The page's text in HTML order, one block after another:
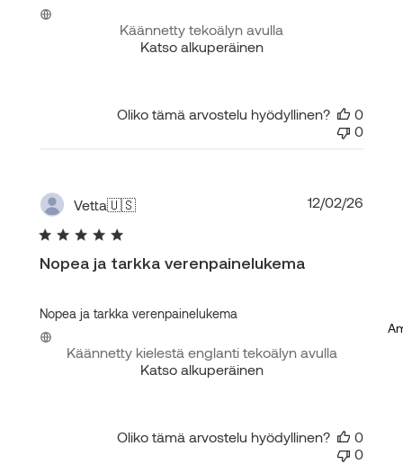
Käännetty tekoälyn avulla
Katso alkuperäinen
Oliko tämä arvostelu hyödyllinen?
0
0
Vetta🇺🇸
Nopea ja tarkka verenpainelukema
Nopea ja tarkka verenpainelukema
Käännetty kielestä englanti tekoälyn avulla
Katso alkuperäinen
12/02/26
Oliko tämä arvostelu hyödyllinen?
0
0